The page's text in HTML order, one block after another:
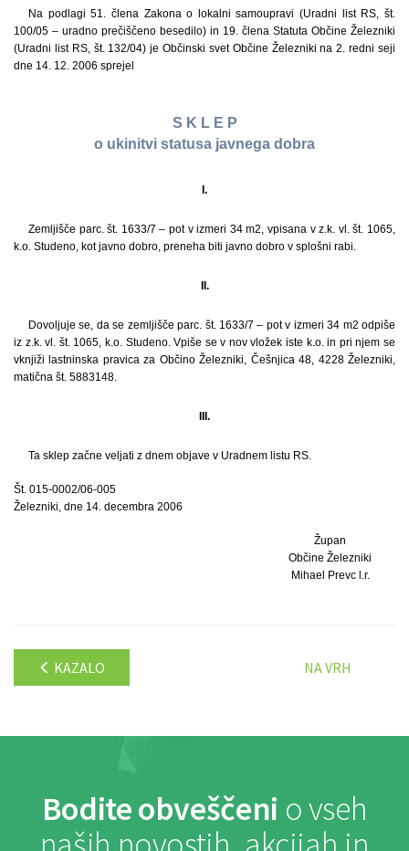
Na podlagi 51. člena Zakona o lokalni samoupravi (Uradni list RS, št.
100/05 – uradno prečiščeno besedilo) in 19. člena Statuta Občine Železniki
(Uradni list RS, št. 132/04) je Občinski svet Občine Železniki na 2. redni seji
dne 14. 12. 2006 sprejel
S K L E P
o ukinitvi statusa javnega dobra
I.
Zemljišče parc. št. 1633/7 – pot v izmeri 34 m2, vpisana v z.k. vl. št. 1065,
k.o. Studeno, kot javno dobro, preneha biti javno dobro v splošni rabi.
II.
Dovoljuje se, da se zemljišče parc. št. 1633/7 – pot v izmeri 34 m2 odpiše
iz z.k. vl. št. 1065, k.o. Studeno. Vpiše se v nov vložek iste k.o. in pri njem se
vknjiži lastninska pravica za Občino Železniki, Češnjica 48, 4228 Železniki,
matična št. 5883148.
III.
Ta sklep začne veljati z dnem objave v Uradnem listu RS.
Št. 015-0002/06-005
Železniki, dne 14. decembra 2006
Župan
Občine Železniki
Mihael Prevc l.r.
KAZALO NA VRH
Bodite obveščeni o vseh